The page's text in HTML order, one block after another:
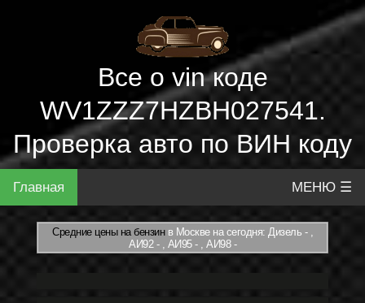
Все о vin коде
WV1ZZZ7HZBH027541.
Проверка авто по ВИН коду
Главная МЕНЮ ☰
Средние цены на бензинв Москве на сегодня: Дизель - ,
АИ92 - , АИ95 - , АИ98 -